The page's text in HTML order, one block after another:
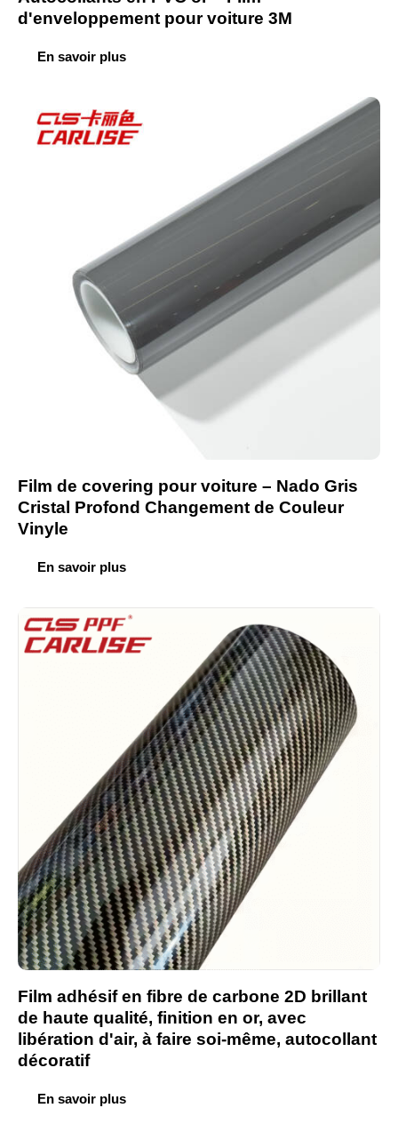
d'enveloppement pour voiture 3M
En savoir plus
Film de covering pour voiture – Nado Gris
Cristal Profond Changement de Couleur
Vinyle
En savoir plus
Film adhésif en fibre de carbone 2D brillant
de haute qualité, finition en or, avec
libération d'air, à faire soi-même, autocollant
décoratif
En savoir plus